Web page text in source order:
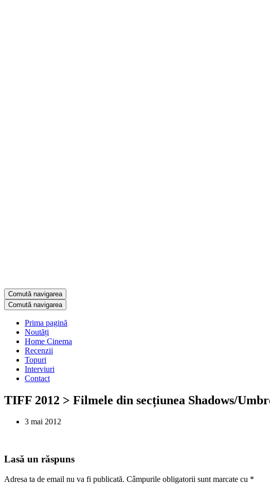
Comută navigarea
Comută navigarea
Prima pagină
Noutăți
Home Cinema
Recenzii
Topuri
Interviuri
Contact
TIFF 2012 > Filmele din secțiunea Shadows/
3 mai 2012
Lasă un răspuns
Adresa ta de email nu va fi publicată. Câmpurile obligatorii sunt marcate cu *